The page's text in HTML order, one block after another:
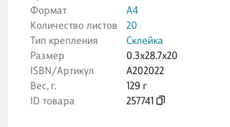
Формат
А4
Количество листов
20
Тип крепления
Склейка
Размер
0.3x28.7x20
ISBN/Артикул
А202022
Вес, г.
129 г
ID товара
257741